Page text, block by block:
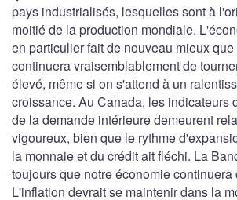
pays industrialisés, lesquelles sont à
moitié de la production mondiale.
en particulier fait de nouveau mieux
continuera vraisemblablement de
élevé, même si on s'attend à un
croissance. Au Canada, les indicateurs
de la demande intérieure demeurent
vigoureux, bien que le rythme
la monnaie et du crédit ait fléchi. La
toujours que notre économie continuera
L'inflation devrait se maintenir dans la